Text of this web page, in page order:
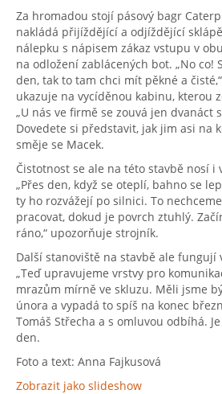
Za hromadou stojí pásový bagr
nakládá přijíždějící a odjíždějící
nálepku s nápisem zákaz vstupu v
na odložení zablácených bot. „No co!
den, tak to tam chci mít pěkné a
ukazuje na vycíděnou kabinu, kterou
„U nás ve firmě se zouvá jen dvanáct
Dovedete si představit, jak jim asi na
směje se Macek.
Čistotnost se ale na této stavbě nosí i
„Přes den, když se oteplí, bahno se
ty ho rozvážejí po silnici. To
pracovat, dokud je povrch ztuhlý.
ráno,“ upozorňuje strojník.
Další stanoviště na stavbě ale fungují
„Teď upravujeme vrstvy pro
mrazům mírně ve skluzu. Měli jsme
února a vypadá to spíš na konec
Tomáš Střecha a s omluvou odbíhá.
den.
Foto a text: Anna Fajkusová
Zobrazit jako slideshow